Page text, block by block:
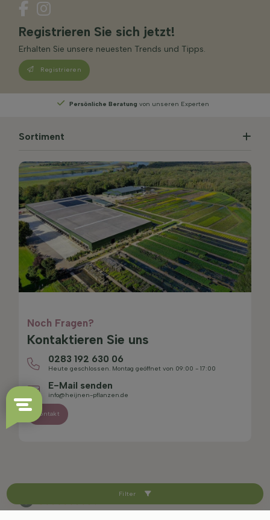
Filter
Registrieren Sie sich jetzt!
Erhalten Sie unsere neuesten Trends und Tipps.
Registrieren
Persönliche Beratung von unseren Experten
Sortiment
Noch Fragen?
Kontaktieren Sie uns
0283 192 630 06
Heute geschlossen. Montag geöffnet von 09:00 - 17:00
E-Mail senden
info@heijnen-pflanzen.de
Kontakt
4.4/5